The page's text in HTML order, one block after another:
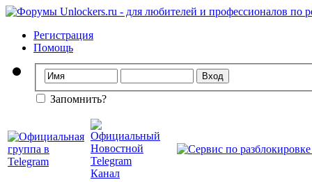
Регистрация
Помощь
Запомнить?